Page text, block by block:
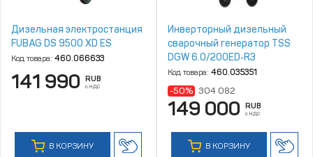
Дизельная электростанция
FUBAG DS 9500 XD ES
Код товара: 460.066633
141 990 RUB
с НДС
В КОРЗИНУ
Инверторный дизельный
сварочный генератор TSS
DGW 6.0/200ED‑R3
Код товара: 460.035351
-50% 304 082
149 000 RUB
с НДС
В КОРЗИНУ